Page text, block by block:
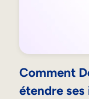
Comment
étendre